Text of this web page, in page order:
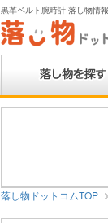
黒革ベルト腕時計 落し物情
落し物ドットコムTOP